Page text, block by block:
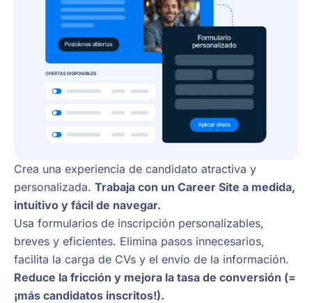
Crea una experiencia de candidato atractiva y
personalizada. Trabaja con un Career Site a medida,
intuitivo y fácil de navegar.
Usa formularios de inscripción personalizables,
breves y eficientes. Elimina pasos innecesarios,
facilita la carga de CVs y el envío de la información.
Reduce la fricción y mejora la tasa de conversión (=
¡más candidatos inscritos!).